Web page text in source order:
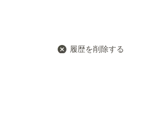
履歴を削除する